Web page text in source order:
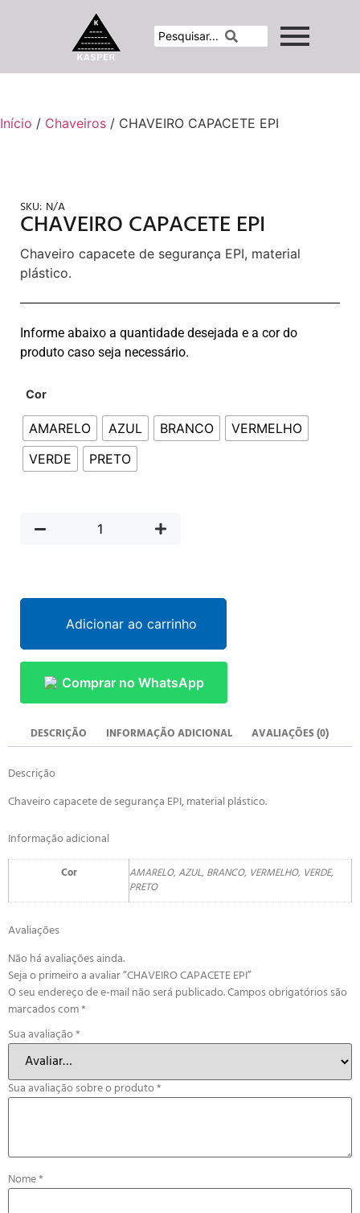
Início / Chaveiros / CHAVEIRO CAPACETE EPI
SKU: N/A
CHAVEIRO CAPACETE EPI
Chaveiro capacete de segurança EPI, material
plástico.
Informe abaixo a quantidade desejada e a cor do
produto caso seja necessário.
Cor
AMARELO AZUL BRANCO
VERMELHO
VERDE
PRETO
Adicionar ao carrinho
Comprar no WhatsApp
DESCRIÇÃO INFORMAÇÃO ADICIONAL AVALIAÇÕES (0)
Descrição
Chaveiro capacete de segurança EPI, material plástico.
Informação adicional
Cor
AMARELO, AZUL, BRANCO, VERMELHO, VERDE,
PRETO
Avaliações
Não há avaliações ainda.
Seja o primeiro a avaliar “CHAVEIRO CAPACETE EPI”
O seu endereço de e-mail não será publicado.Campos obrigatórios são
marcados com*
Sua avaliação*
Sua avaliação sobre o produto*
Nome*